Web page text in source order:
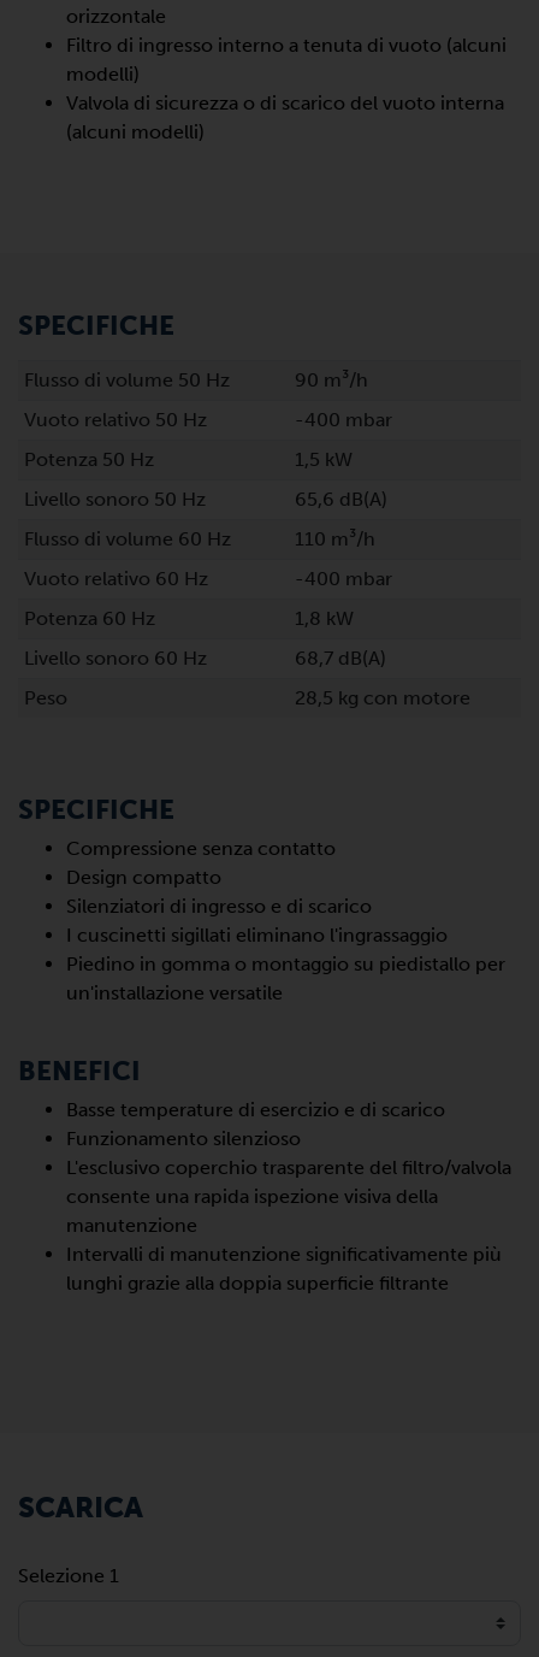
orizzontale
Filtro di ingresso interno a tenuta di vuoto (alcuni
modelli)
Valvola di sicurezza o di scarico del vuoto interna
(alcuni modelli)
SPECIFICHE
Flusso di volume 50 Hz
90 m³/h
Vuoto relativo 50 Hz
-400 mbar
Potenza 50 Hz
1,5 kW
Livello sonoro 50 Hz
65,6 dB(A)
Flusso di volume 60 Hz
110 m³/h
Vuoto relativo 60 Hz
-400 mbar
Potenza 60 Hz
1,8 kW
Livello sonoro 60 Hz
68,7 dB(A)
Peso
28,5 kg con motore
SPECIFICHE
Compressione senza contatto
Design compatto
Silenziatori di ingresso e di scarico
I cuscinetti sigillati eliminano l'ingrassaggio
Piedino in gomma o montaggio su piedistallo per
un'installazione versatile
BENEFICI
Basse temperature di esercizio e di scarico
Funzionamento silenzioso
L'esclusivo coperchio trasparente del filtro/valvola
consente una rapida ispezione visiva della
manutenzione
Intervalli di manutenzione significativamente più
lunghi grazie alla doppia superficie filtrante
SCARICA
Selezione 1